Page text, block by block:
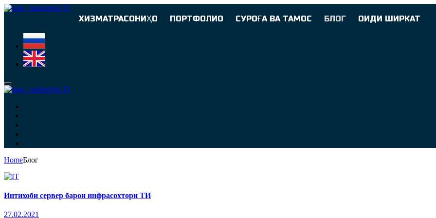
ХИЗМАТРАСОНИҲО ПОРТФОЛИО СУРОҒА ВА ТАМОС БЛОГ ОИДИ ШИРКАТ
HomeБлог
Интихоби сервер барои инфрасохтори ТИ
27.02.2021